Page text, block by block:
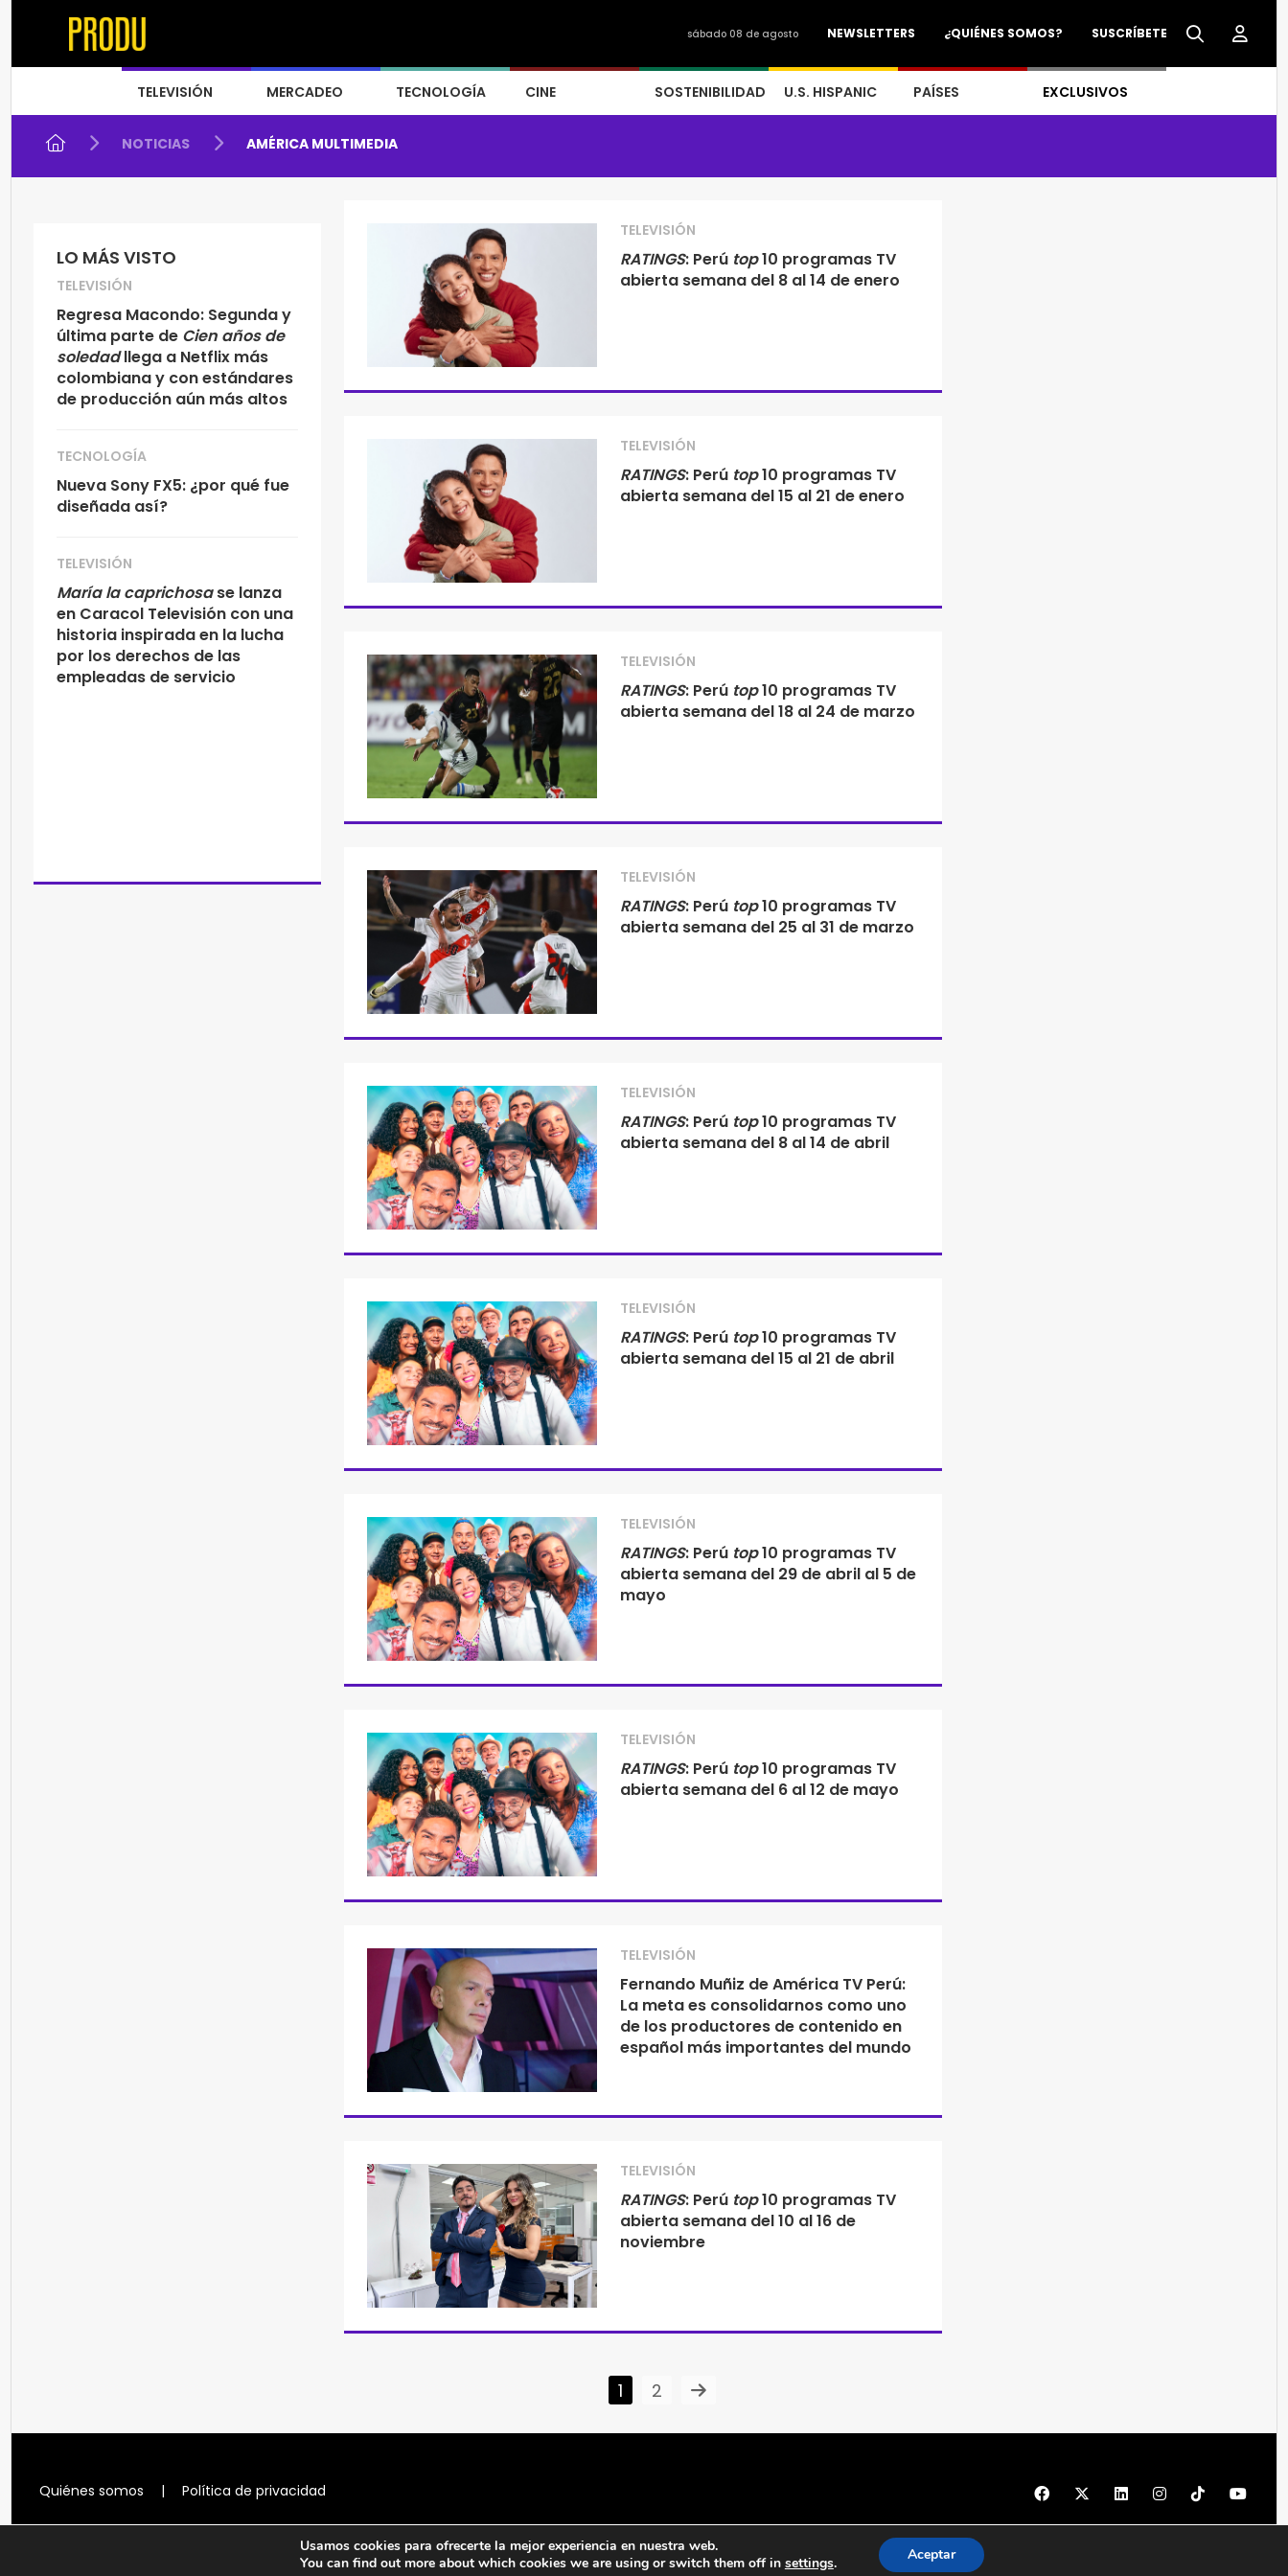
SUSCRÍBETE
¿QUIÉNES SOMOS?
NEWSLETTERS
sábado 08 de agosto
TELEVISIÓN MERCADEO TECNOLOGÍA CINE SOSTENIBILIDAD U.S. HISPANIC PAÍSES EXCLUSIVOS
NOTICIAS AMÉRICA MULTIMEDIA
LO MÁS VISTO
TELEVISIÓN
Regresa Macondo: Segunda y
última parte de Cien años de
soledadllega a Netflix más
colombiana y con estándares
de producción aún más altos
TECNOLOGÍA
Nueva Sony FX5: ¿por qué fue
diseñada así?
TELEVISIÓN
María la caprichosase lanza
en Caracol Televisión con una
historia inspirada en la lucha
por los derechos de las
empleadas de servicio
TELEVISIÓN
RATINGS: Perú top10 programas TV
abierta semana del 8 al 14 de enero
TELEVISIÓN
RATINGS: Perú top10 programas TV
abierta semana del 15 al 21 de enero
TELEVISIÓN
RATINGS: Perú top10 programas TV
abierta semana del 18 al 24 de marzo
TELEVISIÓN
RATINGS: Perú top10 programas TV
abierta semana del 25 al 31 de marzo
TELEVISIÓN
RATINGS: Perú top10 programas TV
abierta semana del 8 al 14 de abril
TELEVISIÓN
RATINGS: Perú top10 programas TV
abierta semana del 15 al 21 de abril
TELEVISIÓN
RATINGS: Perú top10 programas TV
abierta semana del 29 de abril al 5 de
mayo
TELEVISIÓN
RATINGS: Perú top10 programas TV
abierta semana del 6 al 12 de mayo
TELEVISIÓN
Fernando Muñiz de América TV Perú:
La meta es consolidarnos como uno
de los productores de contenido en
español más importantes del mundo
TELEVISIÓN
RATINGS: Perú top10 programas TV
abierta semana del 10 al 16 de
noviembre
1 2
Quiénes somos | Política de privacidad
© 1997 - 2026 PRODU - Todos los derechos reservados
Usamos cookies para ofrecerte la mejor experiencia en nuestra web.
You can find out more about which cookies we are using or switch them off in settings. Aceptar